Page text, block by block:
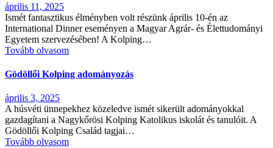
április 11, 2025
Ismét fantasztikus élményben volt részünk április 10-én az
International Dinner eseményen a Magyar Agrár- és Élettudományi
Egyetem szervezésében! A Kolping…
Tovább olvasom
Gödöllői Kolping adományozás
április 3, 2025
A húsvéti ünnepekhez közeledve ismét sikerült adományokkal
gazdagítani a Nagykőrösi Kolping Katolikus iskolát és tanulóit. A
Gödöllői Kolping Család tagjai…
Tovább olvasom